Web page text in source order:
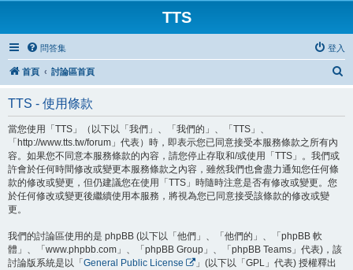
TTS
問答集 登入
首頁 討論區首頁
TTS - 使用條款
當您使用「TTS」（以下以「我們」、「我們的」、「TTS」、
「http://www.tts.tw/forum」代表）時，即表示您已同意接受本服務條款之所有內
容。如果您不同意本服務條款的內容，請您停止存取和/或使用「TTS」。我們或
許會於任何時間修改或變更本服務條款之內容，雖然我們也會盡力通知您任何條
款的修改或變更，但仍建議您在使用「TTS」時隨時注意是否有修改或變更。您
於任何修改或變更後繼續使用本服務，將視為您已同意接受該條款的修改或變
更。
我們的討論區使用的是 phpBB (以下以「他們」、「他們的」、「phpBB 軟
體」、「www.phpbb.com」、「phpBB Group」、「phpBB Teams」代表)，該
討論版系統是以「 General Public License
」(以下以「GPL」代表) 授權釋出